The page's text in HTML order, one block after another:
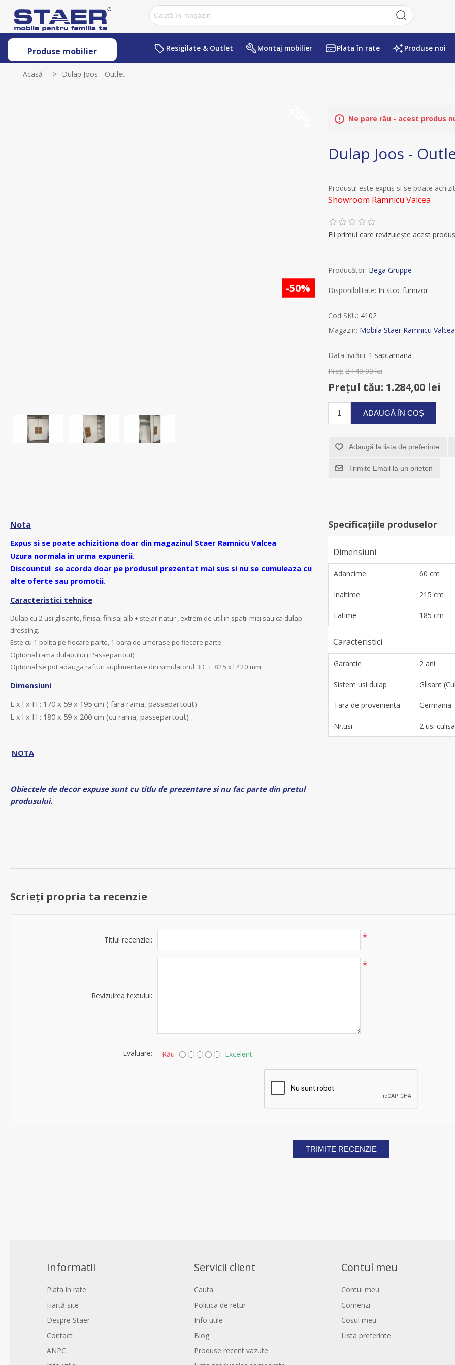
Produse mobilier Resigilate & Outlet Montaj mobilier Plata în rate Produse noi
Acasă > Dulap Joos - Outlet
-30%
-50%
Ne pare rău - acest produs
Dulap Joos -
Produsul este expus si se poate
Showroom Ramnicu Valcea
Fii primul care revizuiește acest produs
Producător: Bega Gruppe
Disponibilitate: In stoc furnizor
Cod SKU: 4102
Magazin: Mobila Staer Ramnicu Valcea
Data livrării: 1 saptamana
Preț: 2.140,00 lei
Prețul tău: 1.284,00 lei
ADAUGĂ ÎN COȘ
Adaugă la lista de preferinte
Trimite Email la un prieten
Nota
Expus si se poate achizitiona doar din magazinul Staer Ramnicu Valcea
Uzura normala in urma expunerii.
Discountul se acorda doar pe produsul prezentat mai sus si nu se cumuleaza cu
alte oferte sau promotii.
Caracteristici tehnice
Dulap cu 2 usi glisante, finisaj finisaj alb + stejar natur , extrem de util in spatii mici sau ca dulap
dressing.
Este cu 1 polita pe fiecare parte, 1 bara de umerase pe fiecare parte.
Optional rama dulapului ( Passepartout) .
Optional se pot adauga rafturi suplimentare din simulatorul 3D , L 825 x l 420 mm.
Dimensiuni
L x l x H : 170 x 59 x 195 cm ( fara rama, passepartout)
L x l x H : 180 x 59 x 200 cm (cu rama, passepartout)
NOTA
Obiectele de decor expuse sunt cu titlu de prezentare si nu fac parte din pretul
produsului.
Specificațiile produselor
Numele atributului Valoarea
Dimensiuni
Adancime 60 cm
Inaltime 215 cm
Latime 185 cm
Caracteristici
Garantie 2 ani
Sistem usi dulap Glisant
Tara de provenienta Germania
Nr.usi 2 usi
Scrieți propria ta recenzie
Titlul recenziei: *
Revizuirea textului:
*
Evaluare: Rău Excelent
TRIMITE RECENZIE
Informatii
Plata in rate
Hartă site
Despre Staer
Contact
ANPC
Servicii client
Cauta
Politica de retur
Info utile
Blog
Produse recent vazute
Contul meu
Contul meu
Comenzi
Cosul meu
Lista preferinte